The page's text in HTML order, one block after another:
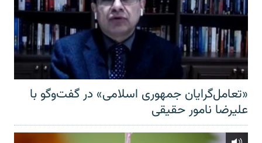
«تعامل‌گرایان جمهوری اسلامی» در گفت‌وگو با
علیرضا نامور حقیقی